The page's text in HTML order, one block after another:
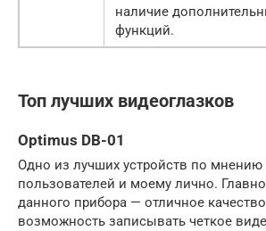
наличие
функций.
Топ лучших видеоглазков
Optimus DB-01
Одно из лучших устройств по мнению
пользователей и моему лично.
данного прибора — отличное
возможность записывать четкое